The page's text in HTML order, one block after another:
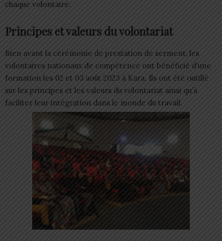
chaque volontaire.
Principes et valeurs du volontariat
Bien avant la cérémonie de prestation de serment, les
volontaires nationaux de compétence ont bénéficié d’une
formation les 02 et 03 août 2023 à Kara. Ils ont été outillé
sur les principes et les valeurs du volontariat ainsi qu’à
faciliter leur intégration dans le monde du travail.